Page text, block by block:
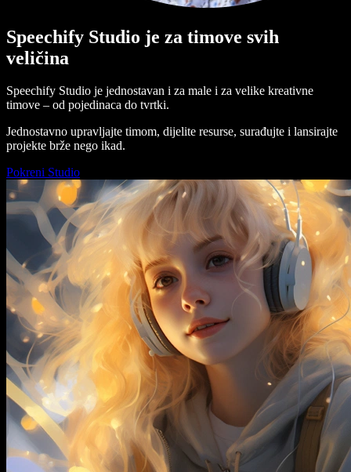
Speechify Studio je za timove svih
veličina
Speechify Studio je jednostavan i za male i za velike kreativne
timove – od pojedinaca do tvrtki.
Jednostavno upravljajte timom, dijelite resurse, surađujte i lansirajte
projekte brže nego ikad.
Pokreni Studio